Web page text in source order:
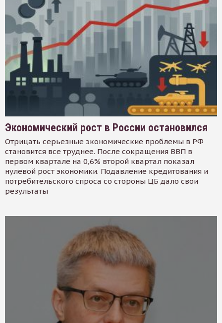
Экономический рост в России остановился
Отрицать серьезные экономические проблемы в РФ
становится все труднее. После сокращения ВВП в
первом квартале на 0,6% второй квартал показал
нулевой рост экономики. Подавление кредитования и
потребительского спроса со стороны ЦБ дало свои
результаты